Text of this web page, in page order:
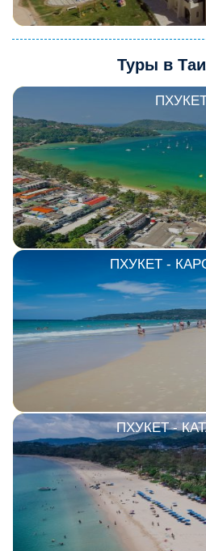
Туры в
ПХУКЕТ -
ПХУКЕТ -